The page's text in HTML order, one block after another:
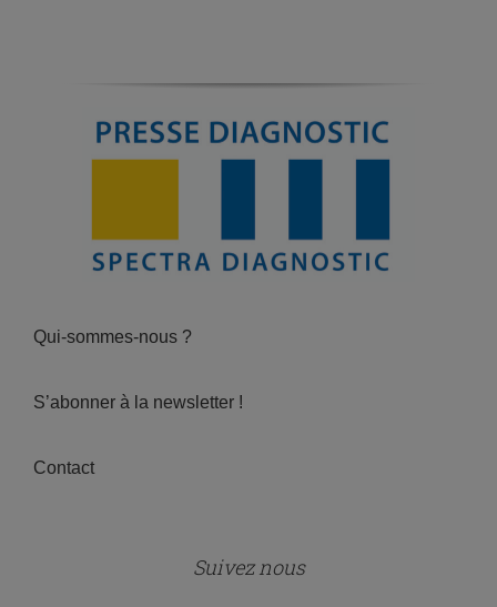
Qui-sommes-nous ?
S’abonner à la newsletter !
Contact
Suivez nous